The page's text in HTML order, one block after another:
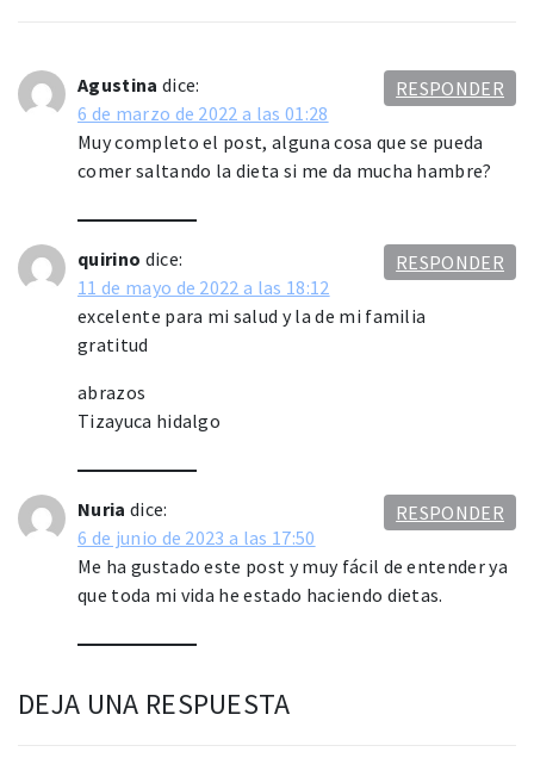
Agustina dice:
6 de marzo de 2022 a las 01:28
Muy completo el post, alguna cosa que se pueda
comer saltando la dieta si me da mucha hambre?
RESPONDER
quirino dice:
11 de mayo de 2022 a las 18:12
excelente para mi salud y la de mi familia
gratitud
abrazos
Tizayuca hidalgo
RESPONDER
Nuria dice:
6 de junio de 2023 a las 17:50
Me ha gustado este post y muy fácil de entender ya
que toda mi vida he estado haciendo dietas.
RESPONDER
DEJA UNA RESPUESTA